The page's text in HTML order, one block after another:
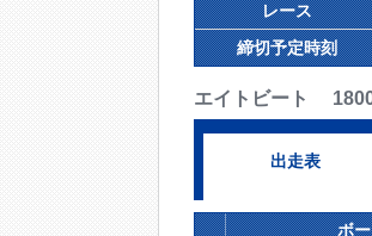
レース
締切予定時刻
エイトビート
出走表
ボ